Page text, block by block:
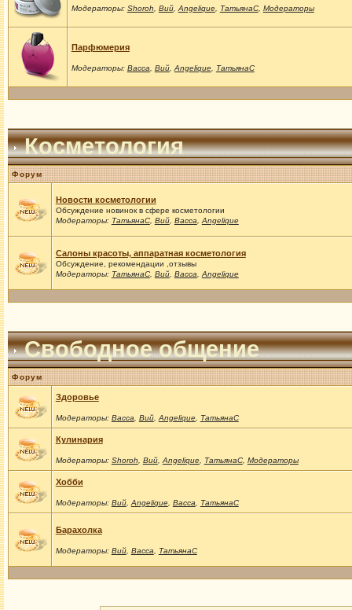
Модераторы: Shoroh Вий, Angelique, ТатьянаС, Модераторы
Парфюмерия
Модераторы: Васса Вий, Angelique, ТатьянаС
Косметология
Форум
Новости косметологии
Обсуждение новинок в сфере косметологии
Модераторы: ТатьянаС, Вий, Васса Angelique
Салоны красоты, аппаратная косметология
Обсуждение, рекомендации ,отзывы
Модераторы: ТатьянаС, Вий, Васса Angelique
Свободное общение
Форум
Здоровье
Модераторы: Васса Вий, Angelique, ТатьянаС
Кулинария
Модераторы: Shoroh Вий, Angelique, ТатьянаС, Модераторы
Хобби
Модераторы: Вий, Angelique, Васса ТатьянаС
Барахолка
Модераторы: Вий, Васса ТатьянаС